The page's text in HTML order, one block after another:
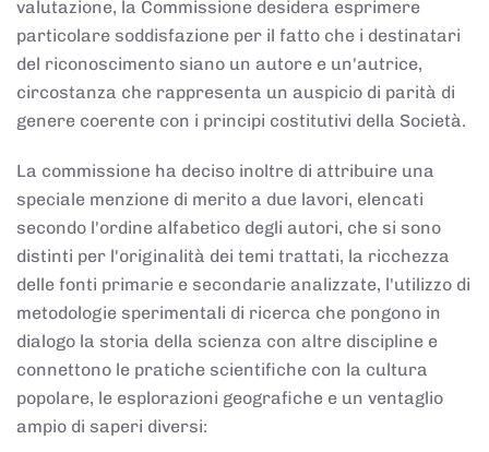
valutazione, la Commissione desidera esprimere
particolare soddisfazione per il fatto che i destinatari
del riconoscimento siano un autore e un'autrice,
circostanza che rappresenta un auspicio di parità di
genere coerente con i principi costitutivi della Società.
La commissione ha deciso inoltre di attribuire una
speciale menzione di merito a due lavori, elencati
secondo l'ordine alfabetico degli autori, che si sono
distinti per l'originalità dei temi trattati, la ricchezza
delle fonti primarie e secondarie analizzate, l'utilizzo di
metodologie sperimentali di ricerca che pongono in
dialogo la storia della scienza con altre discipline e
connettono le pratiche scientifiche con la cultura
popolare, le esplorazioni geografiche e un ventaglio
ampio di saperi diversi: